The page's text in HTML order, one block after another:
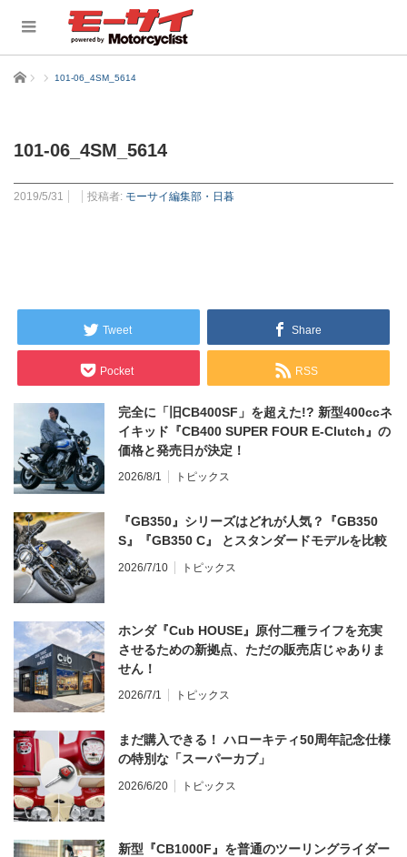
ホーム 101-06_4SM_5614
101-06_4SM_5614
2019/5/31 投稿者: モーサイ編集部・日暮
Tweet Share
Pocket RSS
完全に「旧CB400SF」を超えた!? 新型400ccネ
イキッド『CB400 SUPER FOUR E-Clutch』の
価格と発売日が決定！
2026/8/1 トピックス
『GB350』シリーズはどれが人気？『GB350
S』『GB350 C』 とスタンダードモデルを比較
2026/7/10 トピックス
ホンダ『Cub HOUSE』原付二種ライフを充実
させるための新拠点、ただの販売店じゃありま
せん！
2026/7/1 トピックス
まだ購入できる！ ハローキティ50周年記念仕様
の特別な「スーパーカブ」
2026/6/20 トピックス
新型『CB1000F』を普通のツーリングライダー